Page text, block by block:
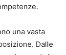
una vasta
Dalle